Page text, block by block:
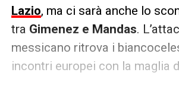
Lazio, ma ci sarà anche lo
tra Gimenez e Mandas.
messicano ritrova i
incontri europei con la maglia